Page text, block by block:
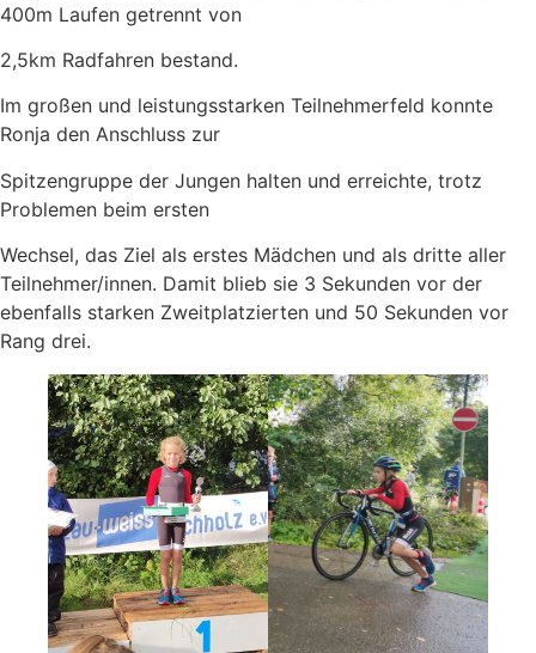
400m Laufen getrennt von
2,5km Radfahren bestand.
Im großen und leistungsstarken Teilnehmerfeld konnte
Ronja den Anschluss zur
Spitzengruppe der Jungen halten und erreichte, trotz
Problemen beim ersten
Wechsel, das Ziel als erstes Mädchen und als dritte aller
Teilnehmer/innen. Damit blieb sie 3 Sekunden vor der
ebenfalls starken Zweitplatzierten und 50 Sekunden vor
Rang drei.